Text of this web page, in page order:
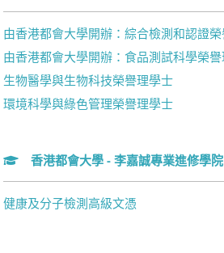
由香港都會大學開辦：綜合檢測和認證
由香港都會大學開辦：食品測試科學榮
生物醫學與生物科技榮譽理學士
環境科學與綠色管理榮譽理學士
香港都會大學 - 李嘉誠專業進修學院
健康及分子檢測高級文憑